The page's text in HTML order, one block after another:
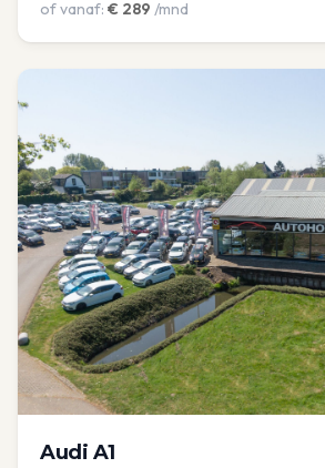
of vanaf: € 289 /mnd
Audi A1